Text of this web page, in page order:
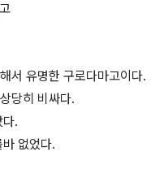
서 유명한 구로다마고이다.
당히 비싸다.
.
없었다.